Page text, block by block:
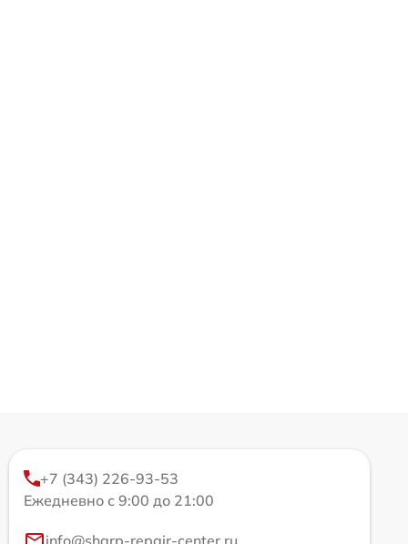
+7 (343) 226-93-53
Ежедневно с 9:00 до 21:00
info@sharp-repair-center.ru